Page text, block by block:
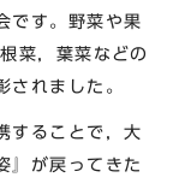
です。野菜や果
菜，葉菜などの
されました。
することで，大
』が戻ってきた